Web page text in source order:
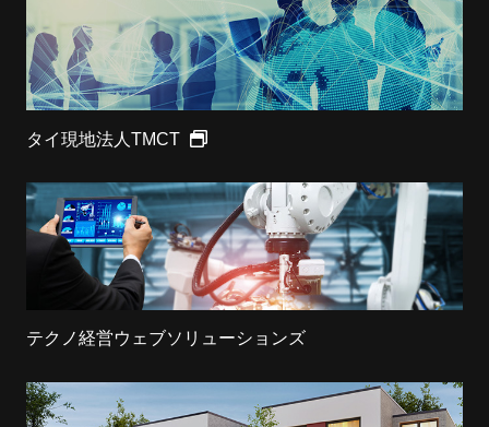
タイ現地法人TMCT
テクノ経営ウェブソリューションズ